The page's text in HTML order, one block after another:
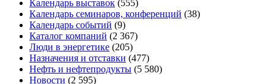
Календарь выставок (555)
Календарь семинаров, конференций (38)
Календарь событий (9)
Каталог компаний (2 367)
Люди в энергетике (205)
Назначения и отставки (477)
Нефть и нефтепродукты (5 580)
Новости (2 595)